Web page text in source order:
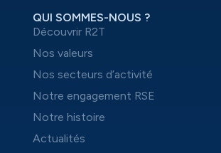
QUI SOMMES-NOUS ?
Découvrir R2T
Nos valeurs
Nos secteurs d’activité
Notre engagement RSE
Notre histoire
Actualités